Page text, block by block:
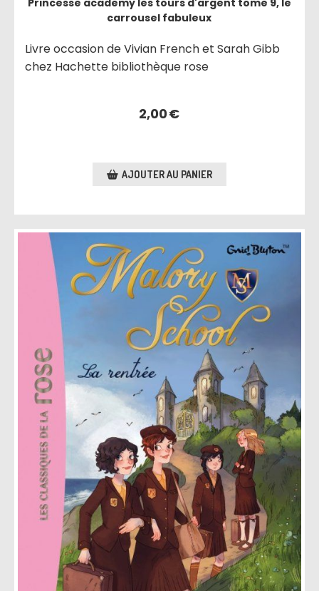
carrousel fabuleux
Livre occasion de Vivian French et Sarah Gibb
chez Hachette bibliothèque rose
2,00€
AJOUTER AU PANIER